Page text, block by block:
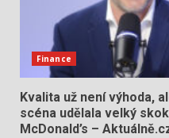
Finance
Kvalita už není výhoda,
scéna udělala velký
McDonald’s –